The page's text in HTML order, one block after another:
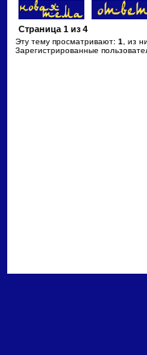
Страница 1 из 4
Эту тему просматривают: 1
, из
Зарегистрированные